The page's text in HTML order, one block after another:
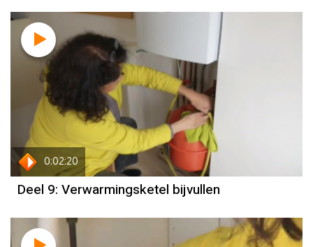
0:02:20
Deel 9: Verwarmingsketel bijvullen